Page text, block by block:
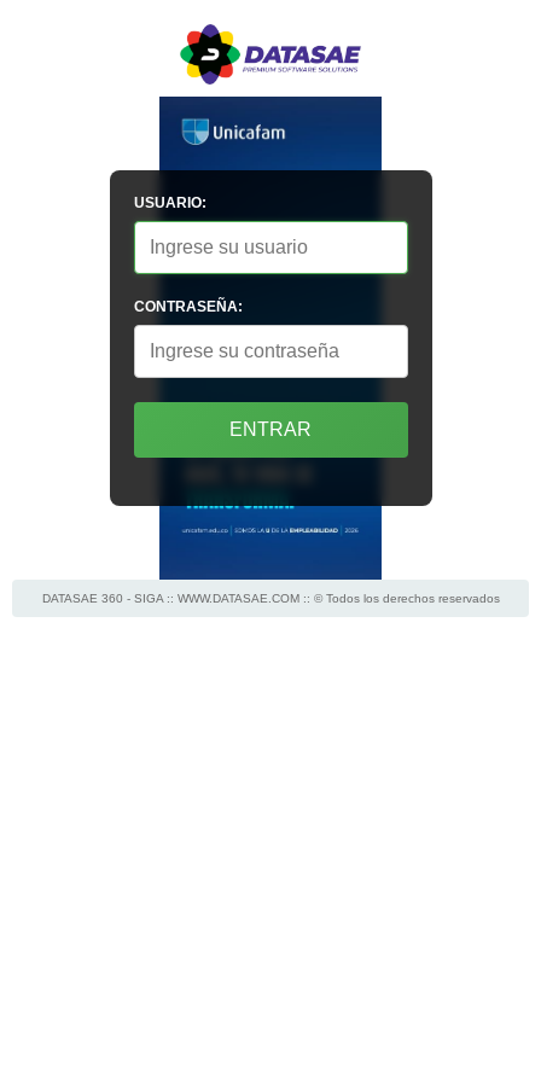
USUARIO:
CONTRASEÑA:
ENTRAR
DATASAE 360 - SIGA :: WWW.DATASAE.COM :: © Todos los derechos reservados